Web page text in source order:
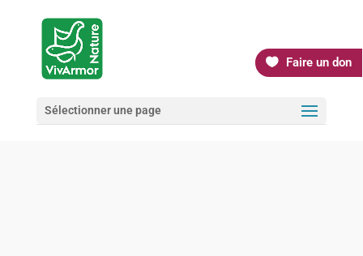
Faire un don
Sélectionner une page